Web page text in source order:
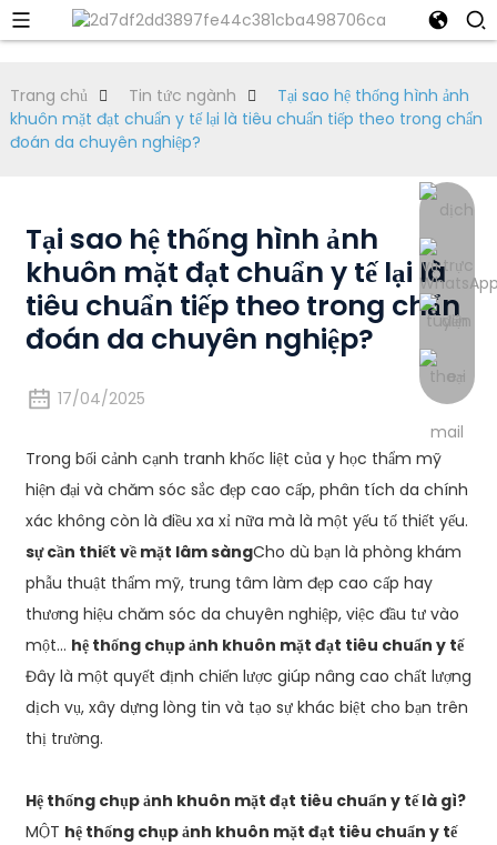
Trang chủ Tin tức ngành
Tại sao hệ thống hình ảnh
khuôn mặt đạt chuẩn y tế lại là tiêu chuẩn tiếp theo trong chẩn
đoán da chuyên nghiệp?
Tại sao hệ thống hình ảnh
khuôn mặt đạt chuẩn y tế lại là
tiêu chuẩn tiếp theo trong chẩn
đoán da chuyên nghiệp?
17/04/2025
Trong bối cảnh cạnh tranh khốc liệt của y học thẩm mỹ
hiện đại và chăm sóc sắc đẹp cao cấp, phân tích da chính
xác không còn là điều xa xỉ nữa mà là một yếu tố thiết yếu.
sự cần thiết về mặt lâm sàngCho dù bạn là phòng khám
phẫu thuật thẩm mỹ, trung tâm làm đẹp cao cấp hay
thương hiệu chăm sóc da chuyên nghiệp, việc đầu tư vào
một... hệ thống chụp ảnh khuôn mặt đạt tiêu chuẩn y tế
Đây là một quyết định chiến lược giúp nâng cao chất lượng
dịch vụ, xây dựng lòng tin và tạo sự khác biệt cho bạn trên
thị trường.
Hệ thống chụp ảnh khuôn mặt đạt tiêu chuẩn y tế là gì?
MỘT hệ thống chụp ảnh khuôn mặt đạt tiêu chuẩn y tế